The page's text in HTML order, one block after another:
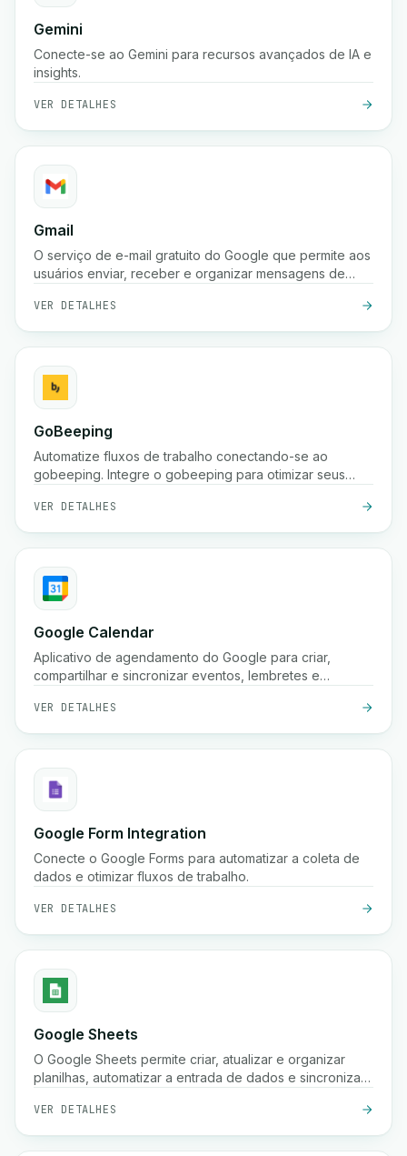
Gemini
Conecte-se ao Gemini para recursos avançados de IA e
insights.
VER DETALHES
Gmail
O serviço de e-mail gratuito do Google que permite aos
usuários enviar, receber e organizar mensagens de
pesquisa e integração com as ferramentas do Google
Workspace
VER DETALHES
GoBeeping
Automatize fluxos de trabalho conectando-se ao
gobeeping. Integre o gobeeping para otimizar seus
VER DETALHES
Google Calendar
Aplicativo de agendamento do Google para criar,
compartilhar e sincronizar eventos, lembretes e
VER DETALHES
Google Form Integration
Conecte o Google Forms para automatizar a coleta de
dados e otimizar fluxos de trabalho.
VER DETALHES
Google Sheets
O Google Sheets permite criar, atualizar e organizar
planilhas, automatizar a entrada de dados e sincronizar
colaboração e insights.
VER DETALHES